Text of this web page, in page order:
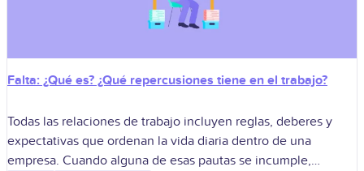
Falta: ¿Qué es? ¿Qué repercusiones tiene en el trabajo?
Todas las relaciones de trabajo incluyen reglas, deberes y
expectativas que ordenan la vida diaria dentro de una
empresa. Cuando alguna de esas pautas se incumple,